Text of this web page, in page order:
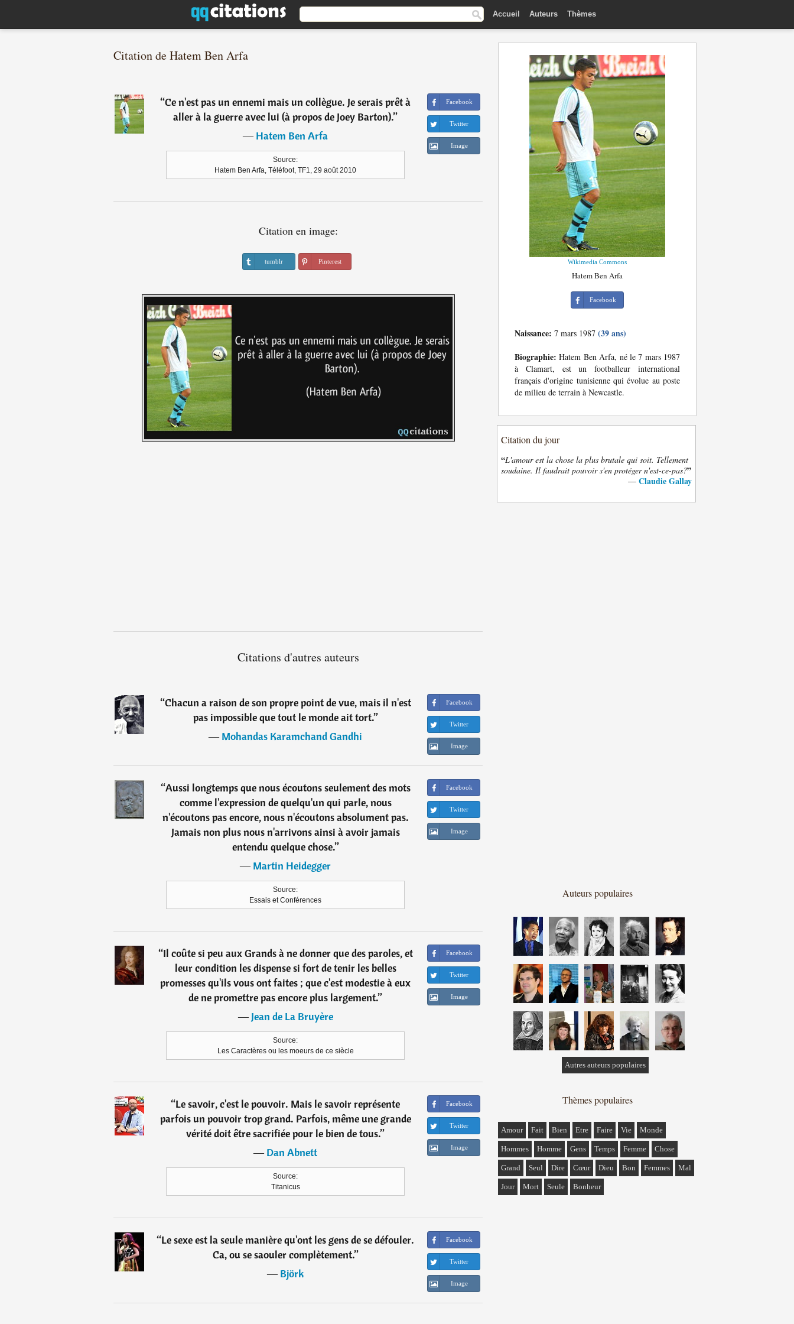
Accueil Auteurs Thèmes
Citation de Hatem Ben Arfa
“Ce n'est pas un ennemi mais un collègue. Je serais prêt à
aller à la guerre avec lui (à propos de Joey Barton).”
―Hatem Ben Arfa
Source:
Hatem Ben Arfa, Téléfoot, TF1, 29 août 2010
Facebook
Twitter
Image
Citation en image:
tumblr Pinterest
Citations d'autres auteurs
“Chacun a raison de son propre point de vue, mais il n'est
pas impossible que tout le monde ait tort.”
―Mohandas Karamchand Gandhi
Facebook
Twitter
Image
“Aussi longtemps que nous écoutons seulement des mots
comme l'expression de quelqu'un qui parle, nous
n'écoutons pas encore, nous n'écoutons absolument pas.
Jamais non plus nous n'arrivons ainsi à avoir jamais
entendu quelque chose.”
―Martin Heidegger
Source:
Essais et Conférences
Facebook
Twitter
Image
“Il coûte si peu aux Grands à ne donner que des paroles, et
leur condition les dispense si fort de tenir les belles
promesses qu'ils vous ont faites ; que c'est modestie à eux
de ne promettre pas encore plus largement.”
―Jean de La Bruyère
Source:
Les Caractères ou les moeurs de ce siècle
Facebook
Twitter
Image
“Le savoir, c'est le pouvoir. Mais le savoir représente
parfois un pouvoir trop grand. Parfois, même une grande
vérité doit être sacrifiée pour le bien de tous.”
―Dan Abnett
Source:
Titanicus
Facebook
Twitter
Image
“Le sexe est la seule manière qu'ont les gens de se défouler.
Ca, ou se saouler complètement.”
―Björk
Facebook
Twitter
Image
Wikimedia Commons
Hatem Ben Arfa
Facebook
Naissance: 7 mars 1987 (39 ans)
Biographie: Hatem Ben Arfa, né le 7 mars 1987
à Clamart, est un footballeur international
français d'origine tunisienne qui évolue au poste
de milieu de terrain à Newcastle.
Citation du jour
“L'amour est la chose la plus brutale qui soit. Tellement
soudaine. Il faudrait pouvoir s'en protéger n'est-ce-pas?”
— Claudie Gallay
Auteurs populaires
Autres auteurs populaires
Thèmes populaires
Amour Fait Bien Etre Faire Vie Monde
Hommes Homme Gens Temps Femme Chose
Grand Seul Dire Cœur Dieu Bon Femmes Mal
Jour Mort Seule Bonheur